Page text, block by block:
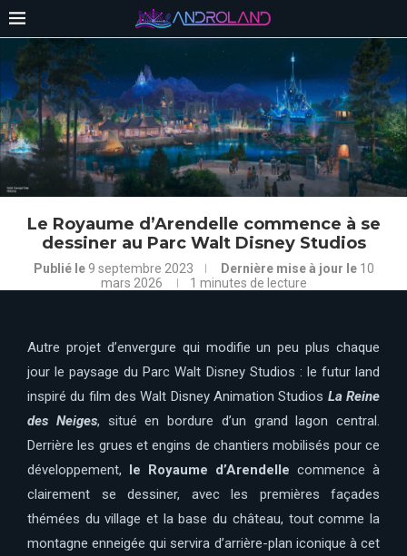
Le Royaume d’Arendelle commence à se
dessiner au Parc Walt Disney Studios
Publié le 9 septembre 2023 Dernière mise à jour le 10
mars 2026
1 minutes de lecture
Autre projet d’envergure qui modifie un peu plus chaque
jour le paysage du Parc Walt Disney Studios : le futur land
inspiré du film des Walt Disney Animation Studios La Reine
des Neiges, situé en bordure d’un grand lagon central.
Derrière les grues et engins de chantiers mobilisés pour ce
développement, le Royaume d’Arendelle commence à
clairement se dessiner, avec les premières façades
thémées du village et la base du château, tout comme la
montagne enneigée qui servira d’arrière-plan iconique à cet